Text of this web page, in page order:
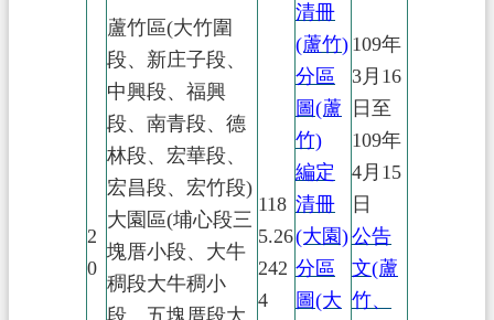
2
0
蘆竹區(大竹圍
段、新庄子段、
中興段、福興
段、南青段、德
林段、宏華段、
宏昌段、宏竹段)
大園區(埔心段三
塊厝小段、大牛
稠段大牛稠小
118
5.26
242
4
清冊
(蘆竹)
分區
圖(蘆
竹)
編定
清冊
(大園)
分區
圖(大
109年
3月16
日至
109年
4月15
日
公告
文(蘆
竹、